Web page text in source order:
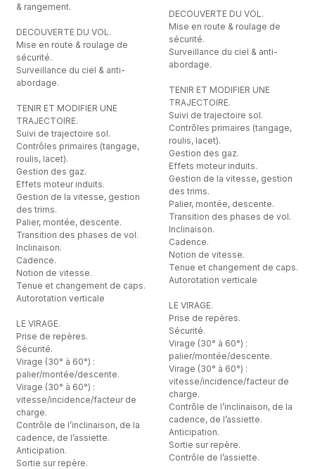
& rangement.
DECOUVERTE DU VOL.
Mise en route & roulage de
sécurité.
Surveillance du ciel & anti-
abordage.
TENIR ET MODIFIER UNE
TRAJECTOIRE.
Suivi de trajectoire sol.
Contrôles primaires (tangage,
roulis, lacet).
Gestion des gaz.
Effets moteur induits.
Gestion de la vitesse, gestion
des trims.
Palier, montée, descente.
Transition des phases de vol.
Inclinaison.
Cadence.
Notion de vitesse.
Tenue et changement de caps.
Autorotation verticale
LE VIRAGE.
Prise de repères.
Sécurité.
Virage (30° à 60°) :
palier/montée/descente.
Virage (30° à 60°) :
vitesse/incidence/facteur de
charge.
Contrôle de l’inclinaison, de la
cadence, de l’assiette.
Anticipation.
Sortie sur repère.
DECOUVERTE DU VOL.
Mise en route & roulage de
sécurité.
Surveillance du ciel & anti-
abordage.
TENIR ET MODIFIER UNE
TRAJECTOIRE.
Suivi de trajectoire sol.
Contrôles primaires (tangage,
roulis, lacet).
Gestion des gaz.
Effets moteur induits.
Gestion de la vitesse, gestion
des trims.
Palier, montée, descente.
Transition des phases de vol.
Inclinaison.
Cadence.
Notion de vitesse.
Tenue et changement de caps.
Autorotation verticale
LE VIRAGE.
Prise de repères.
Sécurité.
Virage (30° à 60°) :
palier/montée/descente.
Virage (30° à 60°) :
vitesse/incidence/facteur de
charge.
Contrôle de l’inclinaison, de la
cadence, de l’assiette.
Anticipation.
Sortie sur repère.
Contrôle de l’assiette.